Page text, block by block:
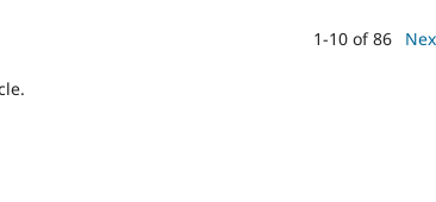
1-10 of 86